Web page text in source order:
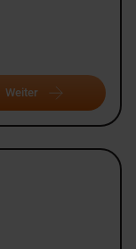
Weiter